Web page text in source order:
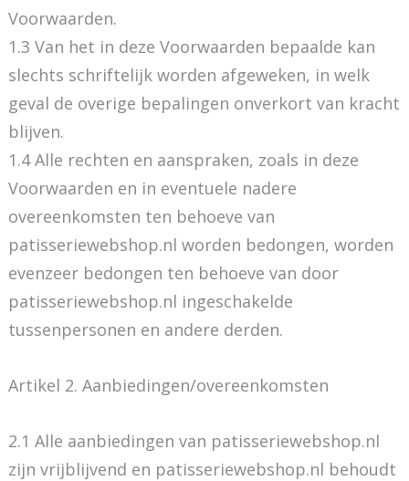
Voorwaarden.
1.3 Van het in deze Voorwaarden bepaalde kan
slechts schriftelijk worden afgeweken, in welk
geval de overige bepalingen onverkort van kracht
blijven.
1.4 Alle rechten en aanspraken, zoals in deze
Voorwaarden en in eventuele nadere
overeenkomsten ten behoeve van
patisseriewebshop.nl worden bedongen, worden
evenzeer bedongen ten behoeve van door
patisseriewebshop.nl ingeschakelde
tussenpersonen en andere derden.
Artikel 2. Aanbiedingen/overeenkomsten
2.1 Alle aanbiedingen van patisseriewebshop.nl
zijn vrijblijvend en patisseriewebshop.nl behoudt